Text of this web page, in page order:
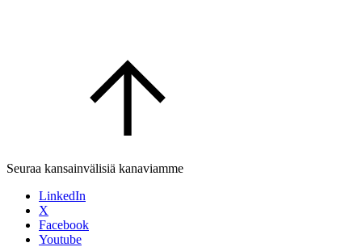
Seuraa kansainvälisiä kanaviamme
LinkedIn
X
Facebook
Youtube